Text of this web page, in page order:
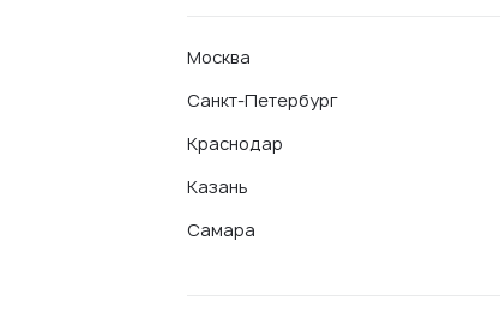
Москва
Санкт-Петербург
Краснодар
Казань
Самара